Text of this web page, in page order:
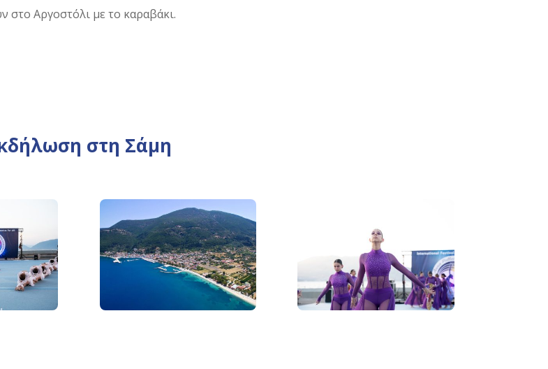
στο Αργοστόλι με το καραβάκι.
στη Σάμη